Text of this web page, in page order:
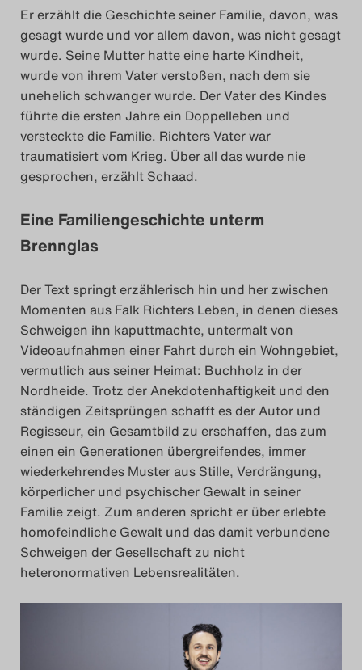
Das Theatertreffen-Blog
2024
Das Theatertreffen-Blog
2025
Das Theatertreffen-Blog
Archiv
Impressum
Search
Er erzählt die Geschichte seiner Familie, davon, was
gesagt wurde und vor allem davon, was nicht gesagt
wurde. Seine Mutter hatte eine harte Kindheit,
wurde von ihrem Vater verstoßen, nach dem sie
unehelich schwanger wurde. Der Vater des Kindes
führte die ersten Jahre ein Doppelleben und
versteckte die Familie. Richters Vater war
traumatisiert vom Krieg. Über all das wurde nie
gesprochen, erzählt Schaad.
Eine Familiengeschichte unterm
Brennglas
Der Text springt erzählerisch hin und her zwischen
Momenten aus Falk Richters Leben, in denen dieses
Schweigen ihn kaputtmachte, untermalt von
Videoaufnahmen einer Fahrt durch ein Wohngebiet,
vermutlich aus seiner Heimat: Buchholz in der
Nordheide. Trotz der Anekdotenhaftigkeit und den
ständigen Zeitsprüngen schafft es der Autor und
Regisseur, ein Gesamtbild zu erschaffen, das zum
einen ein Generationen übergreifendes, immer
wiederkehrendes Muster aus Stille, Verdrängung,
körperlicher und psychischer Gewalt in seiner
Familie zeigt. Zum anderen spricht er über erlebte
homofeindliche Gewalt und das damit verbundene
Schweigen der Gesellschaft zu nicht
heteronormativen Lebensrealitäten.